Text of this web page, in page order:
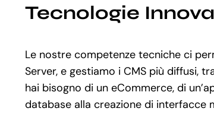
Tecnologie
Le nostre competenze tecniche ci
Server, e gestiamo i CMS più diffusi,
hai bisogno di un eCommerce, di
database alla creazione di interfacce